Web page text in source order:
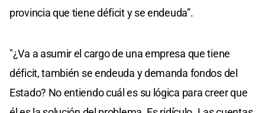
provincia que tiene déficit y se endeuda”.
"¿Va a asumir el cargo de una empresa que tiene
déficit, también se endeuda y demanda fondos del
Estado? No entiendo cuál es su lógica para creer que